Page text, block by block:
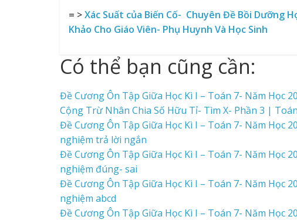
= >Xác Suất của Biến Cố- Chuyên Đề Bồi Dưỡng
Khảo Cho Giáo Viên- Phụ Huynh Và Học Sinh
Có thể bạn cũng cần:
Đề Cương Ôn Tập Giữa Học Kì I – Toán 7- Năm Học
Cộng Trừ Nhân Chia Số Hữu Tỉ- Tìm X- Phần 3 |
Đề Cương Ôn Tập Giữa Học Kì I – Toán 7- Năm Học
nghiệm trả lời ngắn
Đề Cương Ôn Tập Giữa Học Kì I – Toán 7- Năm Học
nghiệm đúng- sai
Đề Cương Ôn Tập Giữa Học Kì I – Toán 7- Năm Học
nghiệm abcd
Đề Cương Ôn Tập Giữa Học Kì I – Toán 7- Năm Học